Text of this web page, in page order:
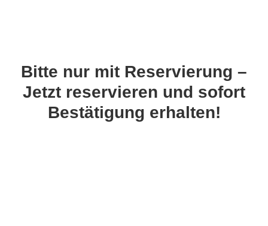
Bitte nur mit Reservierung –
Jetzt reservieren und sofort
Bestätigung erhalten!